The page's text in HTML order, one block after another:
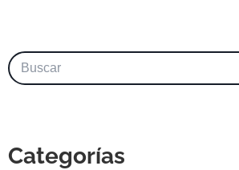
Categorías